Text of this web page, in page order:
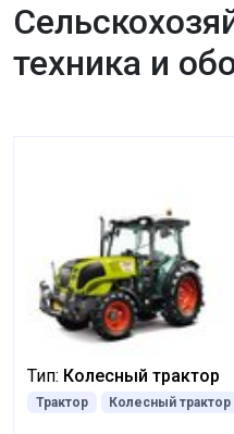
техника и
Тип: Колесный трактор
Трактор Колесный трактор